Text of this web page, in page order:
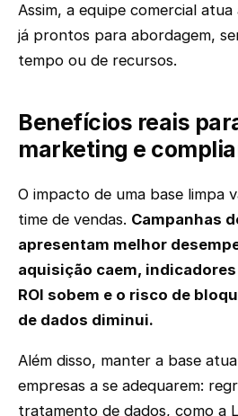
Assim, a equipe comercial
já prontos para abordagem,
tempo ou de recursos.
Benefícios reais
marketing e
O impacto de uma base limpa
time de vendas. Campanhas
apresentam melhor
aquisição caem,
ROI sobem e o risco de
de dados diminui.
Além disso, manter a base
empresas a se adequarem:
tratamento de dados, como a